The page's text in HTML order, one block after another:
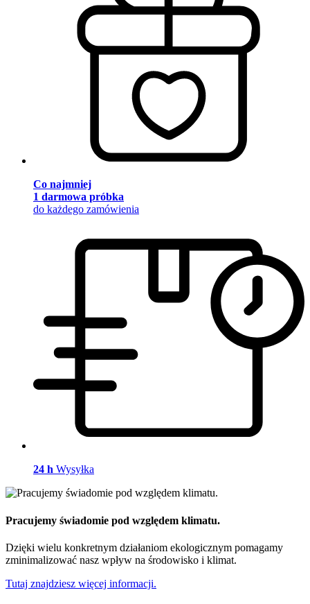
Co najmniej
1 darmowa próbka
do każdego zamówienia
24 h Wysyłka
Pracujemy świadomie pod względem klimatu.
Dzięki wielu konkretnym działaniom ekologicznym pomagamy
zminimalizować nasz wpływ na środowisko i klimat.
Tutaj znajdziesz więcej informacji.